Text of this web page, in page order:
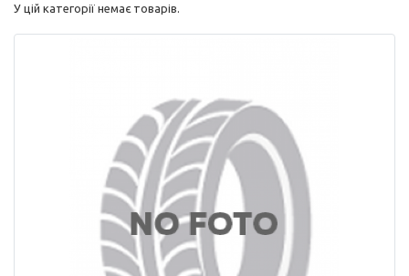
У цій категорії немає товарів.